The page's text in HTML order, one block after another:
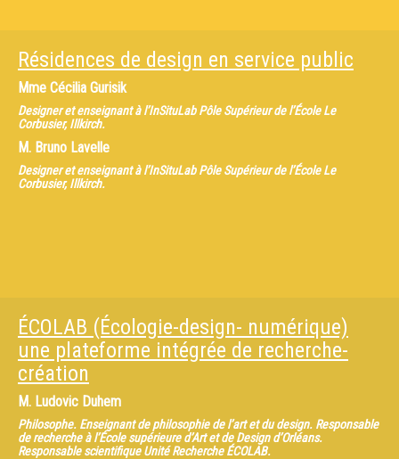
Résidences de design en service public
Mme Cécilia Gurisik
Designer et enseignant à l’InSituLab Pôle Supérieur de l’École Le
Corbusier, Illkirch.
M. Bruno Lavelle
Designer et enseignant à l’InSituLab Pôle Supérieur de l’École Le
Corbusier, Illkirch.
ÉCOLAB (Écologie-design- numérique)
une plateforme intégrée de recherche-
création
M. Ludovic Duhem
Philosophe. Enseignant de philosophie de l’art et du design. Responsable
de recherche à l’École supérieure d’Art et de Design d’Orléans.
Responsable scientifique Unité Recherche ÉCOLAB.